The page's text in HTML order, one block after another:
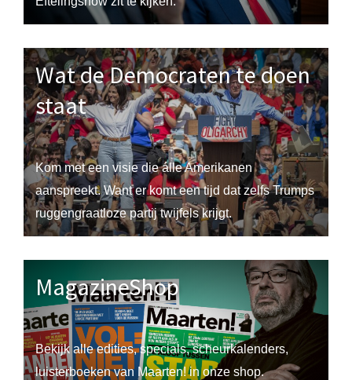
Wat de Democraten te doen
staat
Kom met een visie die álle Amerikanen
aanspreekt. Want er komt een tijd dat zelfs Trumps
ruggengraatloze partij twijfels krijgt.
MagazineShop
Bekijk alle edities, specials, scheurkalenders,
luisterboeken van Maarten! in onze shop.